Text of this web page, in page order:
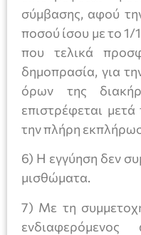
σύμβασης, αφού
ποσού ίσου με το 1/
που τελικά
δημοπρασία, για
όρων της
επιστρέφεται
την πλήρη
6) Η εγγύηση δεν
μισθώματα.
7) Με τη
ενδιαφερόμενος